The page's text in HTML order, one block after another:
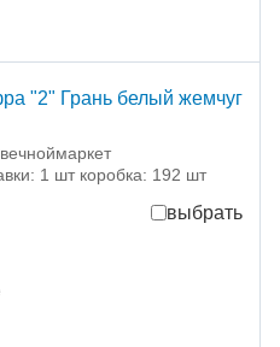
"2" Грань белый жемчуг
1 шт коробка: 192 шт
выбрать